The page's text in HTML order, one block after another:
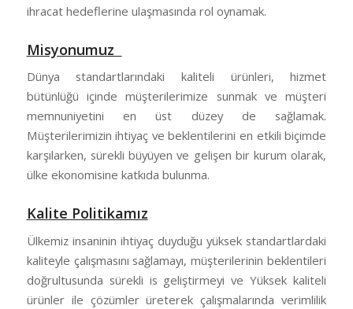
ihracat hedeflerine ulaşmasında rol oynamak.
Misyonumuz
Dünya standartlarındaki kaliteli ürünleri, hizmet
bütünlüğü içinde müşterilerimize sunmak ve müşteri
memnuniyetini en üst düzey de sağlamak.
Müşterilerimizin ihtiyaç ve beklentilerini en etkili biçimde
karşılarken, sürekli büyüyen ve gelişen bir kurum olarak,
ülke ekonomisine katkıda bulunma.
Kalite Politikamız
Ülkemiz insaninin ihtiyaç duyduğu yüksek standartlardaki
kaliteyle çalışmasını sağlamayı, müşterilerinin beklentileri
doğrultusunda sürekli is geliştirmeyi ve Yüksek kaliteli
ürünler ile çözümler üreterek çalışmalarında verimlilik